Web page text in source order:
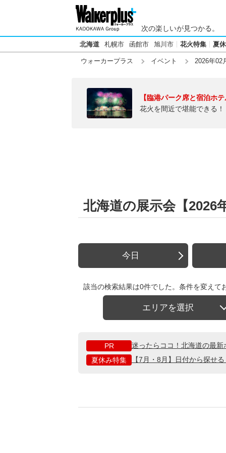
次の楽しいが見つかる。
北海道 札幌市 函館市 旭川市 花火特集 夏
ウォーカープラス イベント 2026年02
【臨港パーク席と宿泊ホ
花火を間近で堪能できる
北海道の展示会【2026
今日
該当の検索結果は0件でした。条件を変えて
エリアを選択
PR
迷ったらココ！北海道の最
夏休み特集
【7月・8月】日付から探せ